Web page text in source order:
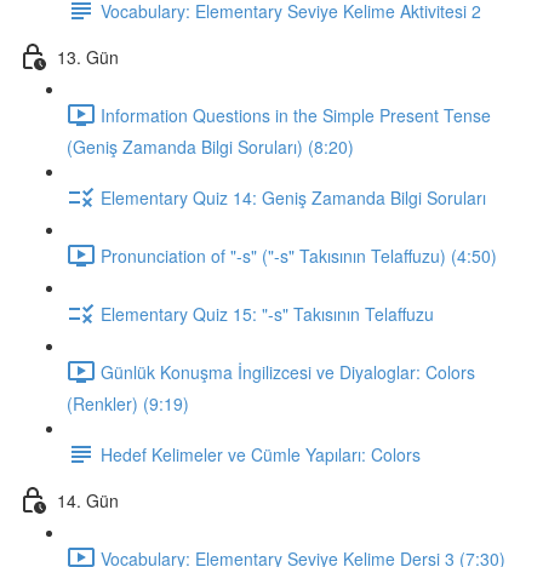
Vocabulary: Elementary Seviye Kelime Aktivitesi 2
13. Gün
Information Questions in the Simple Present Tense
(Geniş Zamanda Bilgi Soruları) (8:20)
Elementary Quiz 14: Geniş Zamanda Bilgi Soruları
Pronunciation of "-s" ("-s" Takısının Telaffuzu) (4:50)
Elementary Quiz 15: "-s" Takısının Telaffuzu
Günlük Konuşma İngilizcesi ve Diyaloglar: Colors
(Renkler) (9:19)
Hedef Kelimeler ve Cümle Yapıları: Colors
14. Gün
Vocabulary: Elementary Seviye Kelime Dersi 3 (7:30)